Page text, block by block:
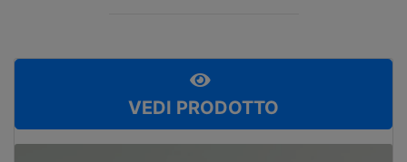
VEDI PRODOTTO